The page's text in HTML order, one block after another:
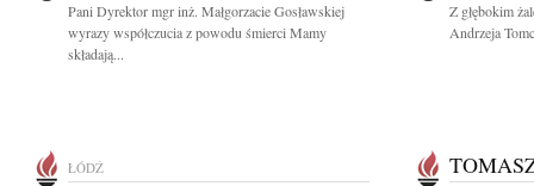
Pani Dyrektor mgr inż. Małgorzacie Gosławskiej
wyrazy współczucia z powodu śmierci Mamy
składają...
Z głębokim
Andrzeja
ŁÓDŹ